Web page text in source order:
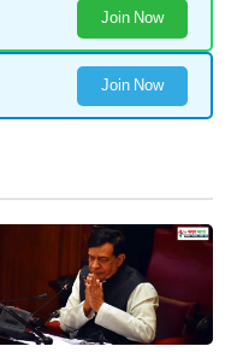
Join Now
Join Now